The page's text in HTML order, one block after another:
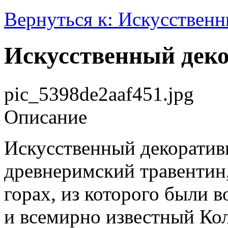
Вернуться к:
Искусственный
pic_5398de2aaf451.jpg
Описание
Искусственный
древнеримский
горах, из которого были
и всемирно известный